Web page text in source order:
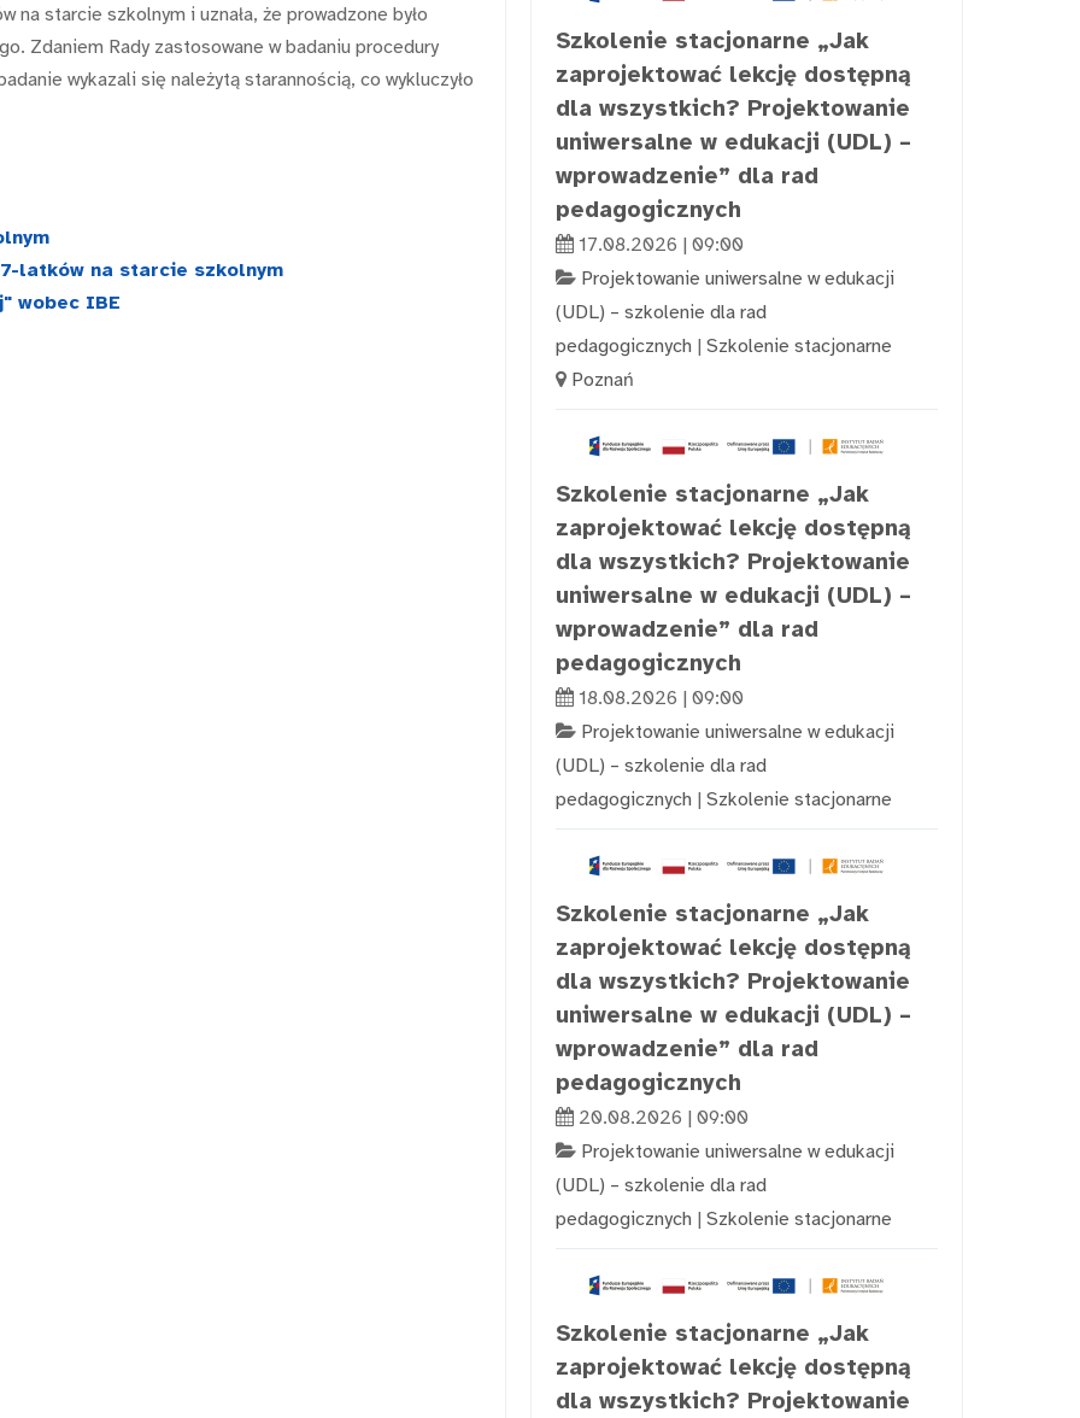
na starcie szkolnym i uznała, że prowadzone było
Zdaniem Rady zastosowane w badaniu procedury
wykazali się należytą starannością, co wykluczyło
latków na starcie szkolnym
wobec IBE
Szkolenie stacjonarne „Jak
zaprojektować lekcję dostępną
dla wszystkich? Projektowanie
uniwersalne w edukacji (UDL) –
wprowadzenie” dla rad
pedagogicznych
17.08.2026 | 09:00
Projektowanie uniwersalne w edukacji
(UDL) – szkolenie dla rad
pedagogicznych | Szkolenie stacjonarne
Poznań
Szkolenie stacjonarne „Jak
zaprojektować lekcję dostępną
dla wszystkich? Projektowanie
uniwersalne w edukacji (UDL) –
wprowadzenie” dla rad
pedagogicznych
18.08.2026 | 09:00
Projektowanie uniwersalne w edukacji
(UDL) – szkolenie dla rad
pedagogicznych | Szkolenie stacjonarne
Szkolenie stacjonarne „Jak
zaprojektować lekcję dostępną
dla wszystkich? Projektowanie
uniwersalne w edukacji (UDL) –
wprowadzenie” dla rad
pedagogicznych
20.08.2026 | 09:00
Projektowanie uniwersalne w edukacji
(UDL) – szkolenie dla rad
pedagogicznych | Szkolenie stacjonarne
Szkolenie stacjonarne „Jak
zaprojektować lekcję dostępną
dla wszystkich? Projektowanie